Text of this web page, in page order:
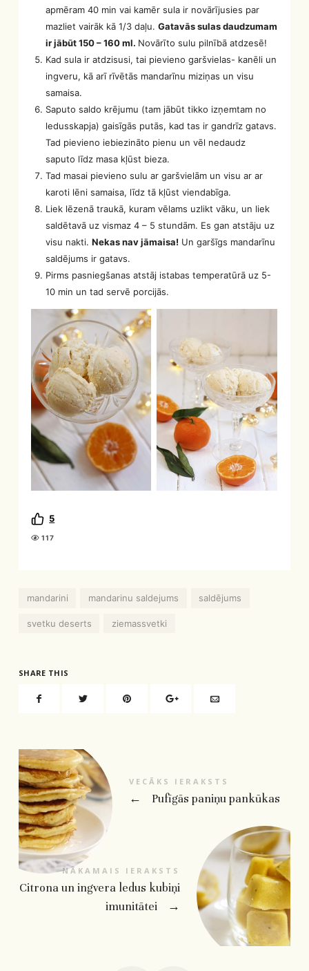
apmēram 40 min vai kamēr sula ir novārījusies par
mazliet vairāk kā 1/3 daļu.Gatavās sulas daudzumam
ir jābūt 150 – 160 ml. Novārīto sulu pilnībā atdzesē!
Kad sula ir atdzisusi, tai pievieno garšvielas- kanēli un
ingveru, kā arī rīvētās mandarīnu miziņas un visu
samaisa.
Saputo saldo krējumu (tam jābūt tikko izņemtam no
ledusskapja) gaisīgās putās, kad tas ir gandrīz gatavs.
Tad pievieno iebiezināto pienu un vēl nedaudz
saputo līdz masa kļūst bieza.
Tad masai pievieno sulu ar garšvielām un visu ar ar
karoti lēni samaisa, līdz tā kļūst viendabīga.
Liek lēzenā traukā, kuram vēlams uzlikt vāku, un liek
saldētavā uz vismaz 4 – 5 stundām. Es gan atstāju uz
visu nakti.Nekas nav jāmaisa! Un garšīgs mandarīnu
saldējums ir gatavs.
Pirms pasniegšanas atstāj istabas temperatūrā uz 5-
10 min un tad servē porcijās.
5
117
mandarini mandarinu saldejums saldējums
svetku deserts ziemassvetki
SHARE THIS
VECĀKS IERAKSTS
← Pufīgās paniņu pankūkas
NĀKAMAIS IERAKSTS
Citrona un ingvera ledus kubiņi
imunitātei
→